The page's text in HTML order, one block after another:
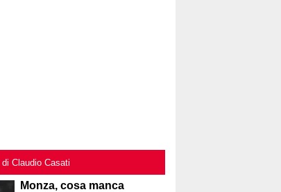
di Claudio Casati
Monza, cosa manca